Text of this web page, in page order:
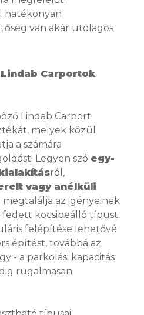
hatékonyan
van akár utólagos
Carportok
Lindab Carport
melyek közül
a számára
Legyen szó egy-
ról,
vagy anélküli
megtalálja az igényeinek
kocsibeálló típust.
felépítése lehetővé
építést, továbbá az
- a parkolási kapacitás
rugalmasan